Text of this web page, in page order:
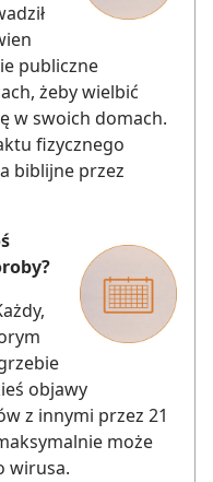
publiczne
żeby wielbić
w swoich domach.
fizycznego
biblijne przez
objawy
z innymi przez 21
może
wirusa.